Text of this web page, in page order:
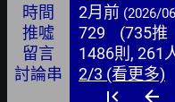
時間 2月前 (2026/
推噓 729 (735推
留言
1486則, 261
討論串 2/3 (看更多)